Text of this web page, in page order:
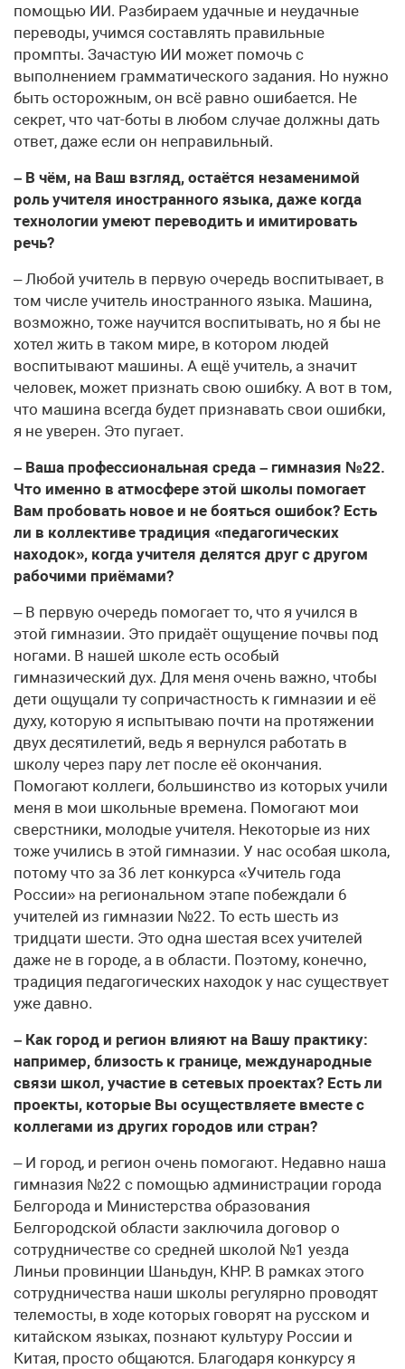
помощью ИИ. Разбираем удачные и неудачные
переводы, учимся составлять правильные
промпты. Зачастую ИИ может помочь с
выполнением грамматического задания. Но нужно
быть осторожным, он всё равно ошибается. Не
секрет, что чат-боты в любом случае должны дать
ответ, даже если он неправильный.
– В чём, на Ваш взгляд, остаётся незаменимой
роль учителя иностранного языка, даже когда
технологии умеют переводить и имитировать
речь?
– Любой учитель в первую очередь воспитывает, в
том числе учитель иностранного языка. Машина,
возможно, тоже научится воспитывать, но я бы не
хотел жить в таком мире, в котором людей
воспитывают машины. А ещё учитель, а значит
человек, может признать свою ошибку. А вот в том,
что машина всегда будет признавать свои ошибки,
я не уверен. Это пугает.
– Ваша профессиональная среда – гимназия №22.
Что именно в атмосфере этой школы помогает
Вам пробовать новое и не бояться ошибок? Есть
ли в коллективе традиция «педагогических
находок», когда учителя делятся друг с другом
рабочими приёмами?
– В первую очередь помогает то, что я учился в
этой гимназии. Это придаёт ощущение почвы под
ногами. В нашей школе есть особый
гимназический дух. Для меня очень важно, чтобы
дети ощущали ту сопричастность к гимназии и её
духу, которую я испытываю почти на протяжении
двух десятилетий, ведь я вернулся работать в
школу через пару лет после её окончания.
Помогают коллеги, большинство из которых учили
меня в мои школьные времена. Помогают мои
сверстники, молодые учителя. Некоторые из них
тоже учились в этой гимназии. У нас особая школа,
потому что за 36 лет конкурса «Учитель года
России» на региональном этапе побеждали 6
учителей из гимназии №22. То есть шесть из
тридцати шести. Это одна шестая всех учителей
даже не в городе, а в области. Поэтому, конечно,
традиция педагогических находок у нас существует
уже давно.
– Как город и регион влияют на Вашу практику:
например, близость к границе, международные
связи школ, участие в сетевых проектах? Есть ли
проекты, которые Вы осуществляете вместе с
коллегами из других городов или стран?
– И город, и регион очень помогают. Недавно наша
гимназия №22 с помощью администрации города
Белгорода и Министерства образования
Белгородской области заключила договор о
сотрудничестве со средней школой №1 уезда
Линьи провинции Шаньдун, КНР. В рамках этого
сотрудничества наши школы регулярно проводят
телемосты, в ходе которых говорят на русском и
китайском языках, познают культуру России и
Китая, просто общаются. Благодаря конкурсу я